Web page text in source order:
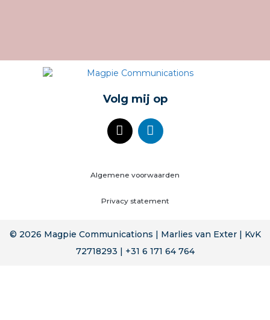
Volg mij op
Algemene voorwaarden
Privacy statement
© 2026 Magpie Communications | Marlies van Exter | KvK
72718293 | +31 6 171 64 764